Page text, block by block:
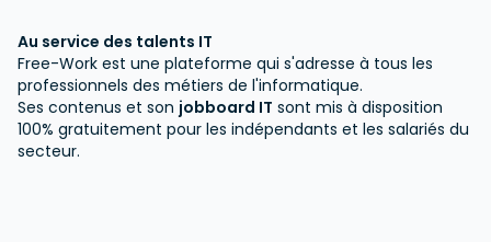
Au service des talents IT
Free-Work est une plateforme qui s'adresse à tous les
professionnels des métiers de l'informatique.
Ses contenus et son jobboard IT sont mis à disposition
100% gratuitement pour les indépendants et les salariés du
secteur.